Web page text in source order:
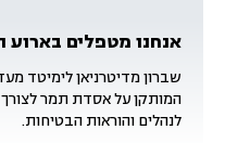
אנחנו מטפלים
שברון מדיטרניאן לימיטד
המותקן על אסדת תמר
לנהלים והוראות הבטיחות.